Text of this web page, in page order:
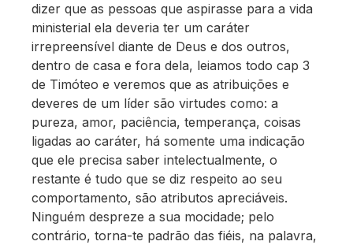
dizer que as pessoas que aspirasse para a vida
ministerial ela deveria ter um caráter
irrepreensível diante de Deus e dos outros,
dentro de casa e fora dela, leiamos todo cap 3
de Timóteo e veremos que as atribuições e
deveres de um líder são virtudes como: a
pureza, amor, paciência, temperança, coisas
ligadas ao caráter, há somente uma indicação
que ele precisa saber intelectualmente, o
restante é tudo que se diz respeito ao seu
comportamento, são atributos apreciáveis.
Ninguém despreze a sua mocidade; pelo
contrário, torna-te padrão das fiéis, na palavra,